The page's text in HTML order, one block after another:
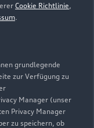
Cookie Richtlinie,
.
grundlegende
zur Verfügung zu
Manager (unser
Privacy Manager
zu speichern, ob
nach oben